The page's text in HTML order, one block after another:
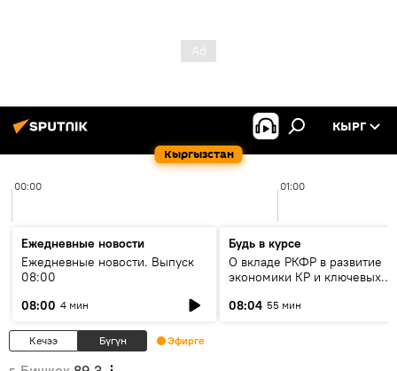
Кыргызстан
КЫРГ
00:00 01:00
Ежедневные новости
Ежедневные новости. Выпуск
08:00
08:00 4 мин
Будь в курсе
О вкладе РКФР в развитие
экономики КР и ключевых
08:04 55 мин
Кечээ Бүгүн Эфирге